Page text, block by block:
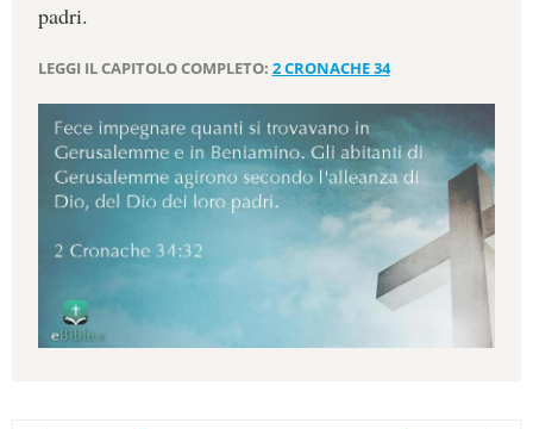
padri.
LEGGI IL CAPITOLO COMPLETO: 2 CRONACHE 34